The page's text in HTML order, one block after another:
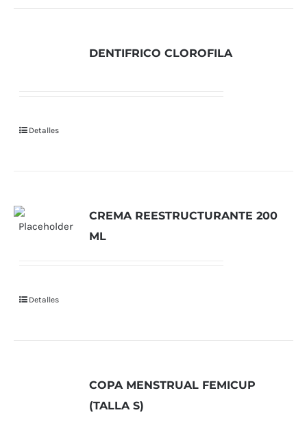
DENTIFRICO CLOROFILA
Detalles
CREMA REESTRUCTURANTE 200
ML
Detalles
COPA MENSTRUAL FEMICUP
(TALLA S)